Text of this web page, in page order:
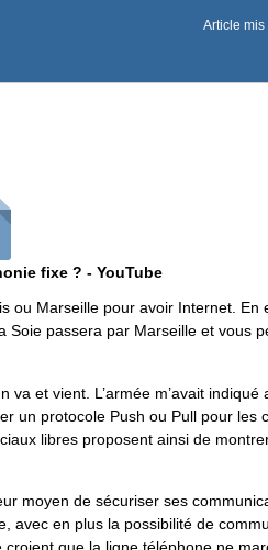
Article
fixe ? - YouTube
ou Marseille pour avoir Internet. En
Soie passera par Marseille et vous
et vient. L’armée m’avait indiqué
un protocole Push ou Pull pour les
libres proposent ainsi de
moyen de sécuriser ses
avec en plus la possibilité de